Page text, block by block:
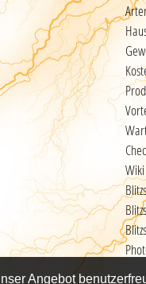
Angebot
Wiki